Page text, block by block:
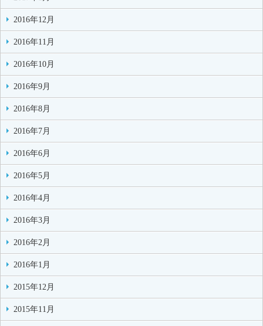
2016年12月
2016年11月
2016年10月
2016年9月
2016年8月
2016年7月
2016年6月
2016年5月
2016年4月
2016年3月
2016年2月
2016年1月
2015年12月
2015年11月